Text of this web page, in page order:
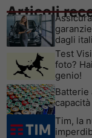
Articoli
dagli
Test
foto?
genio!
Batterie
Tim, la